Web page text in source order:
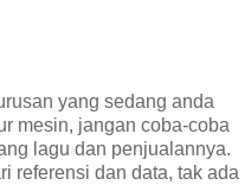
yang sedang anda
mesin, jangan coba-coba
lagu dan penjualannya.
referensi dan data, tak ada